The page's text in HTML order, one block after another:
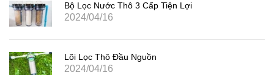
Bộ Lọc Nước Thô 3 Cấp Tiện Lợi
2024/04/16
Lõi Lọc Thô Đầu Nguồn
2024/04/16